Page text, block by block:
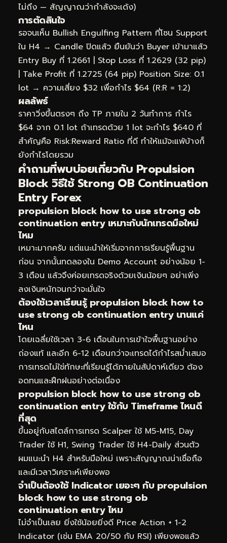
ไม่ถึง — สัญญาณว่ากำลังจะเด้ง)
การตัดสินใจ
รอจนเห็น Bullish Engulfing Pattern ที่โซน Support
ใน H4 → Candle ปิดแล้ว ยืนยันว่า Buyer เข้ามาแล้ว
Entry Buy ที่ 1.2661 | Stop Loss ที่ 1.2629 (32 pip)
| Take Profit ที่ 1.2725 (64 pip) Position Size: 0.1
lot → ความเสี่ยง $32 เพื่อกำไร $64 (R:R = 1:2)
ผลลัพธ์
ราคาวิ่งขึ้นตรงๆ ถึง TP ภายใน 2 วันทำการ กำไร
$64 จาก 0.1 lot ถ้าเทรดด้วย 1 lot จะกำไร $640 ที่
สำคัญคือ Risk:Reward Ratio ที่ดี ทำให้แม้จะแพ้บ้างก็
ยังกำไรโดยรวม
คำถามที่พบบ่อยเกี่ยวกับ Propulsion
Block วิธีใช้ Strong OB Continuation
Entry Forex
propulsion block how to use strong ob
continuation entry เหมาะกับนักเทรดมือใหม่
ไหม
เหมาะมากครับ แต่แนะนำให้เริ่มจากการเรียนรู้พื้นฐาน
ก่อน จากนั้นทดลองใน Demo Account อย่างน้อย 1-
3 เดือน แล้วจึงค่อยเทรดจริงด้วยเงินน้อยๆ อย่าเพิ่ง
ลงเงินหนักจนกว่าจะมั่นใจ
ต้องใช้เวลาเรียนรู้ propulsion block how to
use strong ob continuation entry นานแค่
ไหน
โดยเฉลี่ยใช้เวลา 3-6 เดือนในการเข้าใจพื้นฐานอย่าง
ถ่องแท้ และอีก 6-12 เดือนกว่าจะเทรดได้กำไรสม่ำเสมอ
การเทรดไม่ใช่ทักษะที่เรียนรู้ได้ภายในสัปดาห์เดียว ต้อง
อดทนและฝึกฝนอย่างต่อเนื่อง
propulsion block how to use strong ob
continuation entry ใช้กับ Timeframe ไหนดี
ที่สุด
ขึ้นอยู่กับสไตล์การเทรด Scalper ใช้ M5-M15, Day
Trader ใช้ H1, Swing Trader ใช้ H4-Daily ส่วนตัว
ผมแนะนำ H4 สำหรับมือใหม่ เพราะสัญญาณน่าเชื่อถือ
และมีเวลาวิเคราะห์เพียงพอ
จำเป็นต้องใช้ Indicator เยอะๆ กับ propulsion
block how to use strong ob
continuation entry ไหม
ไม่จำเป็นเลย ยิ่งใช้น้อยยิ่งดี Price Action + 1-2
Indicator (เช่น EMA 20/50 กับ RSI) เพียงพอแล้ว